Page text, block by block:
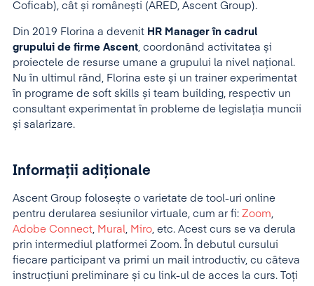
Coficab), cât și românești (ARED, Ascent Group).
Din 2019 Florina a devenit HR Manager în cadrul
grupului de firme Ascent, coordonând activitatea și
proiectele de resurse umane a grupului la nivel național.
Nu în ultimul rând, Florina este și un trainer experimentat
în programe de soft skills și team building, respectiv un
consultant experimentat în probleme de legislația muncii
și salarizare.
Informații adiționale
Ascent Group folosește o varietate de tool-uri online
pentru derularea sesiunilor virtuale, cum ar fi: Zoom,
Adobe Connect, Mural, Miro, etc. Acest curs se va derula
prin intermediul platformei Zoom. În debutul cursului
fiecare participant va primi un mail introductiv, cu câteva
instrucțiuni preliminare și cu link-ul de acces la curs. Toți